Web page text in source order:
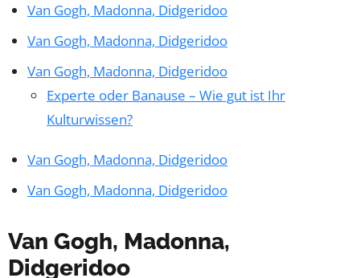
Van Gogh, Madonna, Didgeridoo
Van Gogh, Madonna, Didgeridoo
Van Gogh, Madonna, Didgeridoo
Experte oder Banause – Wie gut ist Ihr
Kulturwissen?
Van Gogh, Madonna, Didgeridoo
Van Gogh, Madonna, Didgeridoo
Van Gogh, Madonna,
Didgeridoo